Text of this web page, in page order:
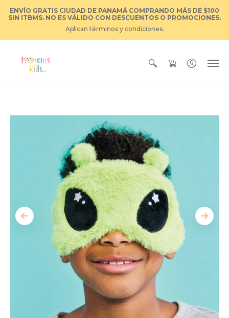
ENVÍO GRATIS CIUDAD DE PANAMÁ COMPRANDO MÁS DE $100
SIN ITBMS. NO ES VÁLIDO CON DESCUENTOS O PROMOCIONES.
Aplican términos y condiciones.
0